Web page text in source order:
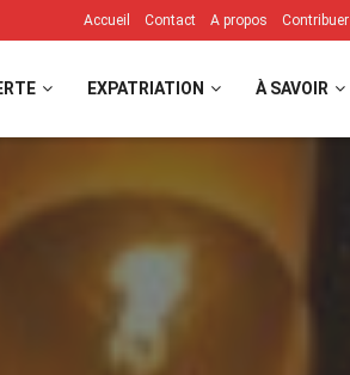
Accueil Contact A propos Contribuer
EXPATRIATION À SAVOIR